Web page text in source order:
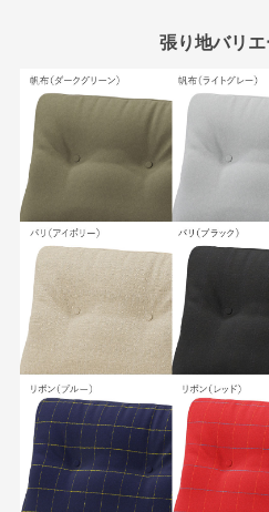
張り地バリ